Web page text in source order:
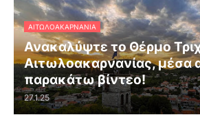
ΑΙΤΩΛΟΑΚΑΡΝΑΝΊΑ
Ανακαλύψτε το Θέρμο
Αιτωλοακαρνανίας, μέσα
παρακάτω βίντεο!
27.1.25